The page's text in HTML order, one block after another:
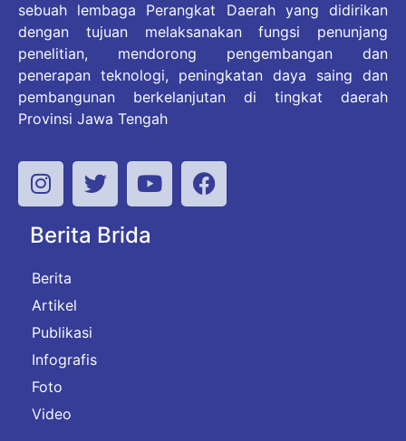
sebuah lembaga Perangkat Daerah yang didirikan
dengan tujuan melaksanakan fungsi penunjang
penelitian, mendorong pengembangan dan
penerapan teknologi, peningkatan daya saing dan
pembangunan berkelanjutan di tingkat daerah
Provinsi Jawa Tengah
Berita Brida
Berita
Artikel
Publikasi
Infografis
Foto
Video